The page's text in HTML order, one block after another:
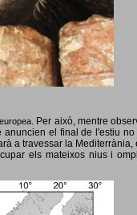
Per això, mentre
el final de l'estiu
a travessar la
els mateixos nius i